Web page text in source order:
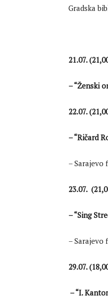
Gradska
21.07.
– “Ženski
22.07.
– “Ričard
–
23.07.
– “Sing
–
29.07.
– “I.